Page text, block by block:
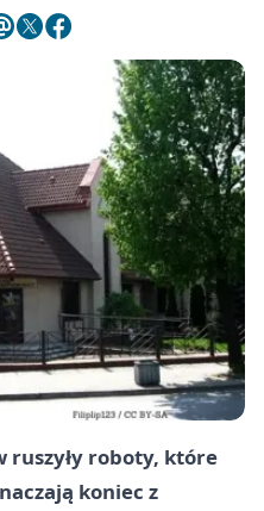
ruszyły roboty, które
koniec z